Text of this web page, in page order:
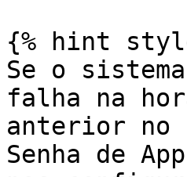
{% hint
Se o
falha na
anterior no
Senha de